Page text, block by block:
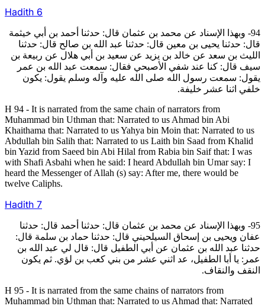
Hadith 6
94- وبهذا الإسناد عن محمد بن عثمان قال: حدثنا أحمد بن أبي خيثمة
قال: حدثنا يحيى بن معين قال: حدثنا عبد الله بن صالح قال: حدثنا
الليث بن سعد عن خالد بن يزيد عن سعيد بن أبي هلال عن ربيعة بن
سيف قال: كنا عند شفي الأصبحي فقال: سمعت عبد الله بن عمر
يقول: سمعت رسول الله صلى الله عليه وآله وسلم يقول: يكون
خلفي اثنا عشر خليفة.
H 94 - It is narrated from the same chain of narrators from
Muhammad bin Uthman that: Narrated to us Ahmad bin Abi
Khaithama that: Narrated to us Yahya bin Moin that: Narrated to us
Abdullah bin Salih that: Narrated to us Laith bin Saad from Khalid
bin Yazid from Saeed bin Abi Hilal from Rabia bin Saif that: I was
with Shafi Asbahi when he said: I heard Abdullah bin Umar say: I
heard the Messenger of Allah (s) say: After me, there would be
twelve Caliphs.
Hadith 7
95- وبهذا الإسناد عن محمد بن عثمان قال: حدثنا أحمد قال: حدثنا
عفان ويحيى بن إسحاق السيلحيني قال: حدثنا حماد بن سلمة قال:
حدثنا عبد الله بن عثمان عن أبي الطفيل قال: قال لي عبد الله بن
عمر: يا أبا الطفيل، عد اثني عشر من بني كعب بن لؤي. ثم يكون
النقف والنقاف.
H 95 - It is narrated from the same chains of narrators from
Muhammad bin Uthman that: Narrated to us Ahmad that: Narrated